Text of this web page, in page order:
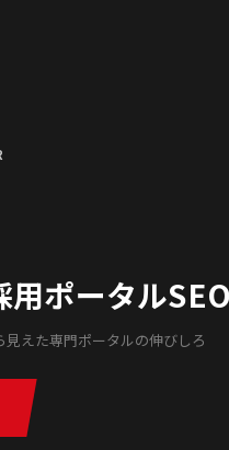
用ポータル
えた専門ポータルの伸びしろ